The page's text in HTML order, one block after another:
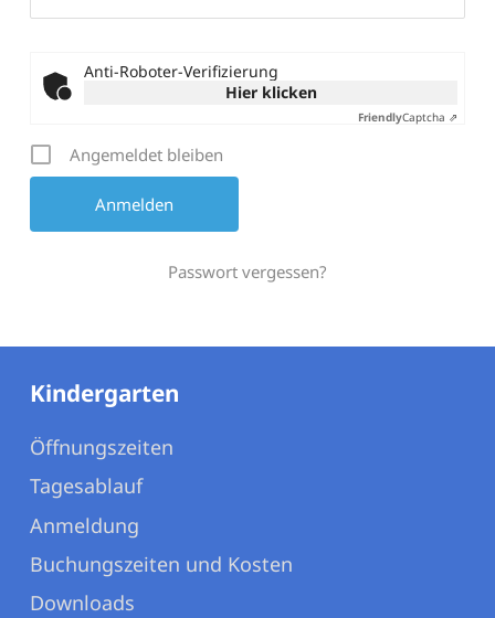
Anti-Roboter-Verifizierung
Hier klicken
FriendlyCaptcha ⇗
Angemeldet bleiben
Passwort vergessen?
Kindergarten
Öffnungszeiten
Tagesablauf
Anmeldung
Buchungszeiten und Kosten
Downloads